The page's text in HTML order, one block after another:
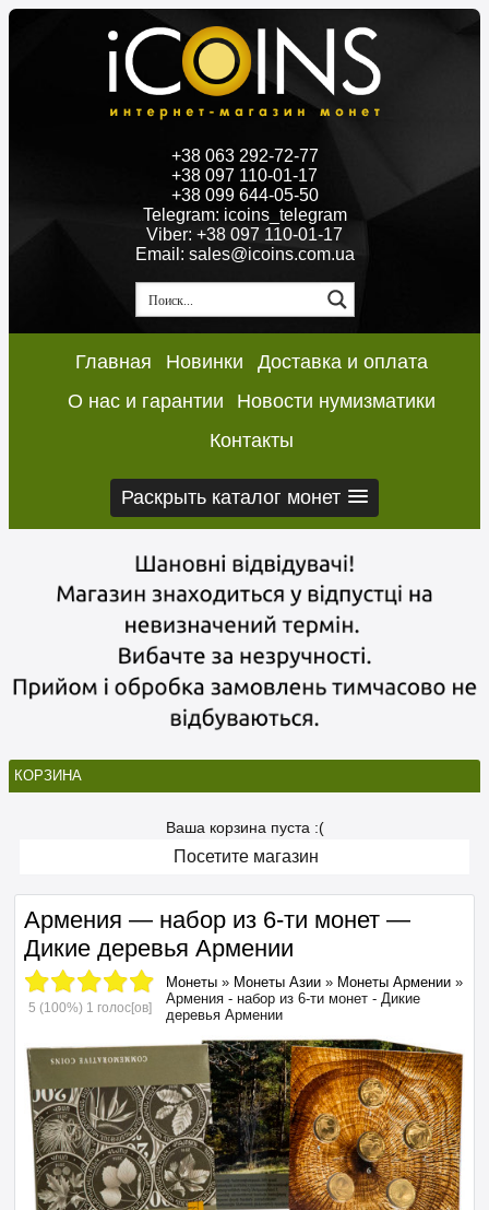
+38 063 292-72-77
+38 097 110-01-17
+38 099 644-05-50
Telegram: icoins_telegram
Viber: +38 097 110-01-17
Email: sales@icoins.com.ua
Главная Новинки
Доставка и оплата
О нас и гарантии
Новости нумизматики
Контакты
Раскрыть каталог монет
КОРЗИНА
Ваша корзина пуста :(
Посетите магазин
Армения — набор из 6-ти монет —
Дикие деревья Армении
5 (100%) 1 голос[ов]
Монеты » Монеты Азии » Монеты Армении »
Армения - набор из 6-ти монет - Дикие
деревья Армении